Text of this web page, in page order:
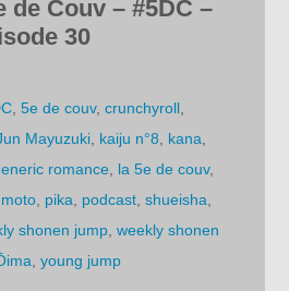
de Couv – #5DC –
30
,5e de couv,crunchyroll
Mayuzuki kaiju n°8 kana
romance la 5e de couv,
pika podcast ,shueisha
shonen jump ,weekly shonen
,young jump